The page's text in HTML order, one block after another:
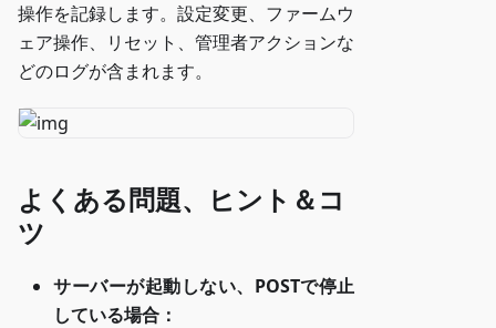
操作を記録します。設定変更、ファームウ
ェア操作、リセット、管理者アクションな
どのログが含まれます。
よくある問題、ヒント＆コ
ツ
サーバーが起動しない、POSTで停止
している場合：